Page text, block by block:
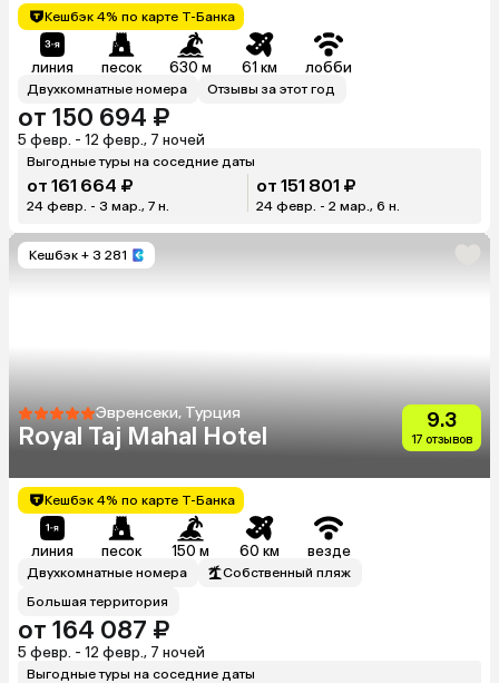
Кешбэк 4% по карте Т-Банка
линия песок 630 м 61 км лобби
Двухкомнатные номера Отзывы за этот год
от 150 694 ₽
5 февр. - 12 февр., 7 ночей
Выгодные туры на соседние даты
от 161 664 ₽
24 февр. - 3 мар., 7 н.
от 151 801 ₽
24 февр. - 2 мар., 6 н.
Кешбэк + 3 281
Эвренсеки, Турция
Royal Taj Mahal Hotel
9.3
17 отзывов
Кешбэк 4% по карте Т-Банка
линия песок 150 м 60 км везде
Двухкомнатные номера
Собственный пляж
Большая территория
от 164 087 ₽
5 февр. - 12 февр., 7 ночей
Выгодные туры на соседние даты